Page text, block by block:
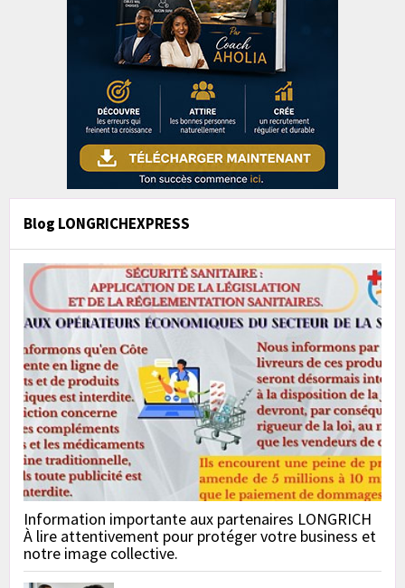
Blog LONGRICHEXPRESS
Information importante aux partenaires LONGRICH
À lire attentivement pour protéger votre business et
notre image collective.